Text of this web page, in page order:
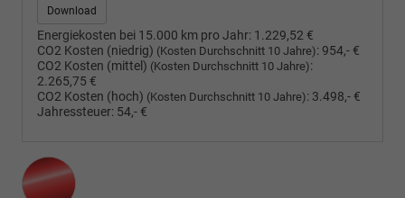
Download
Energiekosten bei 15.000 km pro Jahr: 1.229,52 €
CO2 Kosten (niedrig) (Kosten Durchschnitt 10 Jahre): 954,- €
CO2 Kosten (mittel) (Kosten Durchschnitt 10 Jahre):
2.265,75 €
CO2 Kosten (hoch) (Kosten Durchschnitt 10 Jahre): 3.498,- €
Jahressteuer: 54,- €